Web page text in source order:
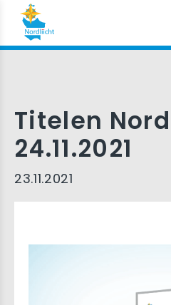
Titelen
24.11.2021
23.11.2021